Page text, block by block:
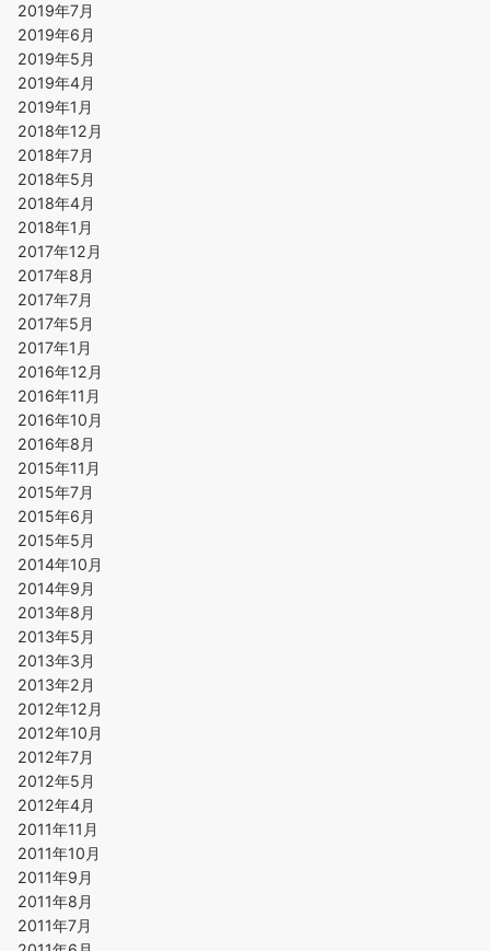
2019年7月
2019年6月
2019年5月
2019年4月
2019年1月
2018年12月
2018年7月
2018年5月
2018年4月
2018年1月
2017年12月
2017年8月
2017年7月
2017年5月
2017年1月
2016年12月
2016年11月
2016年10月
2016年8月
2015年11月
2015年7月
2015年6月
2015年5月
2014年10月
2014年9月
2013年8月
2013年5月
2013年3月
2013年2月
2012年12月
2012年10月
2012年7月
2012年5月
2012年4月
2011年11月
2011年10月
2011年9月
2011年8月
2011年7月